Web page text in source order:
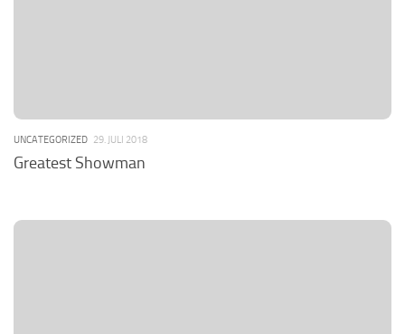
UNCATEGORIZED 29. JULI 2018
Greatest Showman